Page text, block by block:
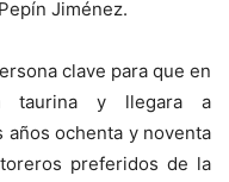
Jiménez.
clave para que en
taurina y llegara a
ochenta y noventa
preferidos de la